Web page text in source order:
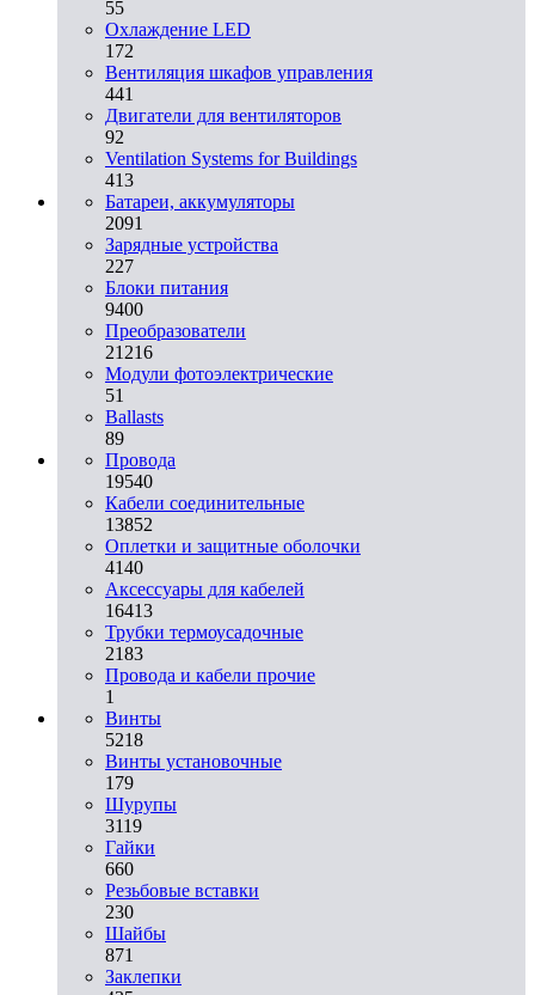
55
Охлаждение LED
172
Вентиляция шкафов управления
441
Двигатели для вентиляторов
92
Ventilation Systems for Buildings
413
Батареи, аккумуляторы
2091
Зарядные устройства
227
Блоки питания
9400
Преобразователи
21216
Модули фотоэлектрические
51
Ballasts
89
Провода
19540
Кабели соединительные
13852
Оплетки и защитные оболочки
4140
Аксессуары для кабелей
16413
Трубки термоусадочные
2183
Провода и кабели прочие
1
Винты
5218
Винты установочные
179
Шурупы
3119
Гайки
660
Резьбовые вставки
230
Шайбы
871
Заклепки